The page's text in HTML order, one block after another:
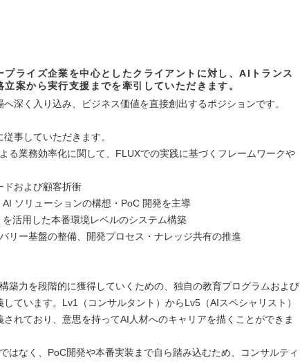
プライズ企業を中心としたクライアントに対し、AIトランス
案から実行支援までを牽引していただきます。
深く入り込み、ビジネス価値を直接創出するポジションです。
事していただきます。
る業務効率化に関して、FLUXでの実践に基づくフレームワークや
ドおよび顧客折衝
ソリューションの構想・PoC 開発を主導
活用した本番環境レベルのシステム構築
リー基盤の整備、開発プロセス・ナレッジ共有の推進
築力を段階的に獲得していくための、独自の教育プログラムおよび
ています。Lv1（コンサルタント）からLv5（AIスペシャリスト）
されており、意思を持ってAI人材へのキャリアを描くことができま
はなく、PoC開発や本番実装まで自ら踏み込むため、コンサルティ